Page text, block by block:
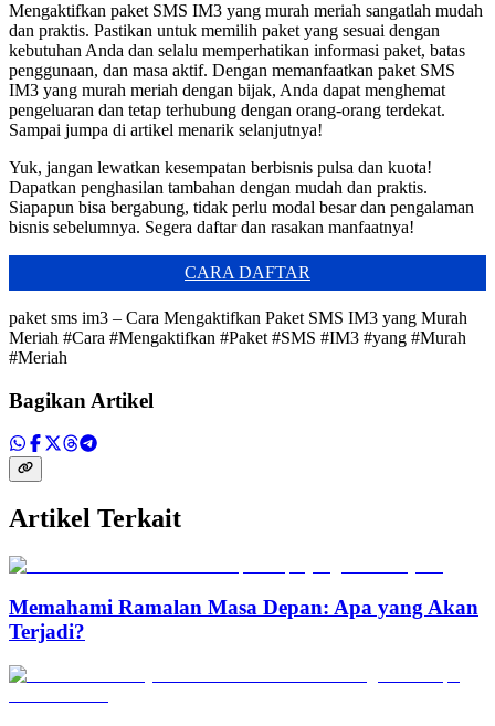
Mengaktifkan paket SMS IM3 yang murah meriah sangatlah mudah
dan praktis. Pastikan untuk memilih paket yang sesuai dengan
kebutuhan Anda dan selalu memperhatikan informasi paket, batas
penggunaan, dan masa aktif. Dengan memanfaatkan paket SMS
IM3 yang murah meriah dengan bijak, Anda dapat menghemat
pengeluaran dan tetap terhubung dengan orang-orang terdekat.
Sampai jumpa di artikel menarik selanjutnya!
Yuk, jangan lewatkan kesempatan berbisnis pulsa dan kuota!
Dapatkan penghasilan tambahan dengan mudah dan praktis.
Siapapun bisa bergabung, tidak perlu modal besar dan pengalaman
bisnis sebelumnya. Segera daftar dan rasakan manfaatnya!
CARA DAFTAR
paket sms im3 – Cara Mengaktifkan Paket SMS IM3 yang Murah
Meriah #Cara #Mengaktifkan #Paket #SMS #IM3 #yang #Murah
#Meriah
Bagikan Artikel
Artikel Terkait
Memahami Ramalan Masa Depan: Apa yang Akan
Terjadi?